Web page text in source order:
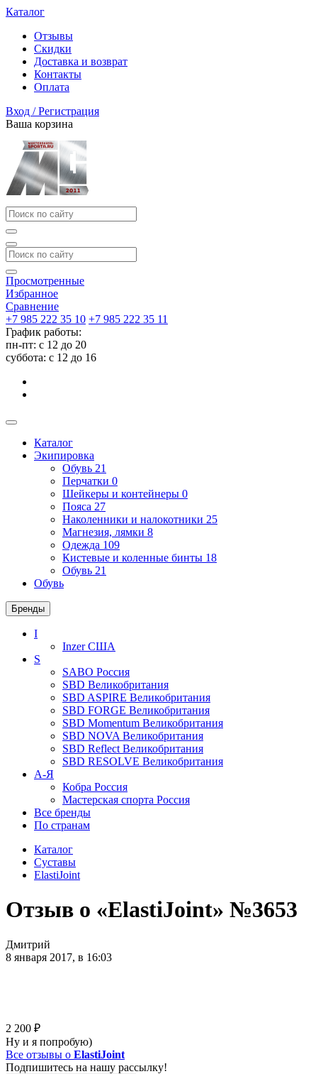
Каталог
Отзывы
Скидки
Доставка и возврат
Контакты
Оплата
Вход / Регистрация
Ваша корзина
Просмотренные
Избранное
Сравнение
+7 985 222 35 10 +7 985 222 35 11
График работы:
пн-пт: с 12 до 20
суббота: c 12 до 16
Каталог
Экипировка
Обувь 21
Перчатки 0
Шейкеры и контейнеры 0
Пояса 27
Наколенники и налокотники 25
Магнезия, лямки 8
Одежда 109
Кистевые и коленные бинты 18
Обувь 21
Обувь
Бренды
I
InzerСША
S
SABO Россия
SBD Великобритания
SBD ASPIRE Великобритания
SBD FORGE Великобритания
SBD Momentum Великобритания
SBD NOVA Великобритания
SBD Reflect Великобритания
SBD RESOLVE Великобритания
А-Я
Кобра Россия
Мастерская спорта Россия
Все бренды
По странам
Каталог
Суставы
ElastiJoint
Отзыв о «ElastiJoint» №3653
Дмитрий
8 января 2017, в 16:03
2 200 ₽
Ну и я попробую)
Все отзывы о ElastiJoint
Подпишитесь на нашу рассылку!